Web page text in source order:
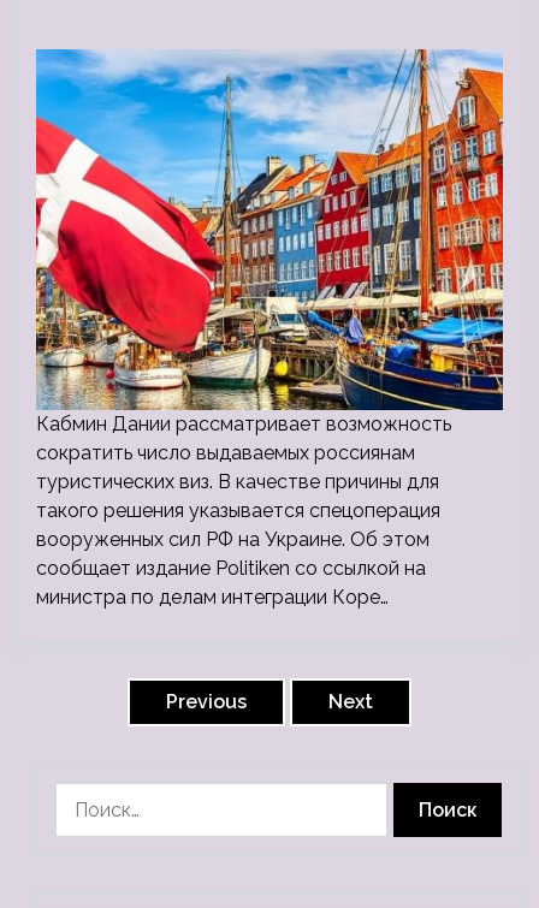
Кабмин Дании рассматривает возможность
сократить число выдаваемых россиянам
туристических виз. В качестве причины для
такого решения указывается спецоперация
вооруженных сил РФ на Украине. Об этом
сообщает издание Politiken со ссылкой на
министра по делам интеграции Коре…
Previous Next